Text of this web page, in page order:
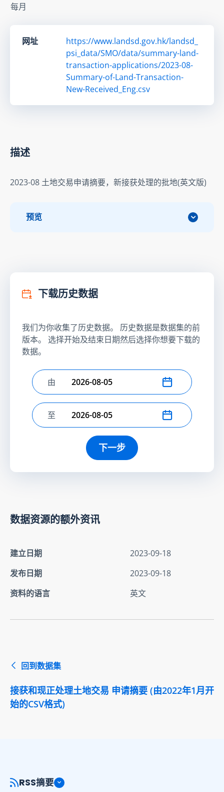
每月
网址
https://www.landsd.gov.hk/landsd_
psi_data/SMO/data/summary-land-
transaction-applications/2023-08-
Summary-of-Land-Transaction-
New-Received_Eng.csv
描述
2023-08 土地交易申请摘要，新接获处理的批地(英文版)
预览
下载历史数据
我们为你收集了历史数据。 历史数据是数据集的前
版本。 选择开始及结束日期然后选择你想要下载的
数据。
选择开始日期
由
选择结束日期
至
下一步
数据资源的额外资讯
建立日期
2023-09-18
发布日期
2023-09-18
资料的语言
英文
回到数据集
接获和现正处理土地交易 申请摘要 (由2022年1月开
始的CSV格式)
RSS摘要